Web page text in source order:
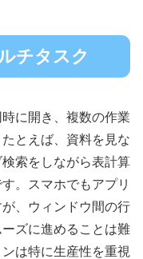
チタスク
に開き、複数の作業
とえば、資料を見な
索をしながら表計算
。スマホでもアプリ
、ウィンドウ間の行
ズに進めることは難
は特に生産性を重視